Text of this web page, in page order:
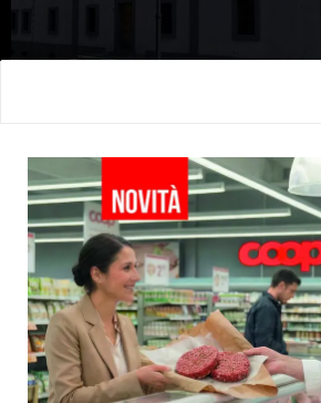
Intimidazione a Oppido
della Piana si stringe
Margherita
Cronaca 5 Agosto
Le iscritte e gli iscritti del Partito
di Gioia Tauro esprimono la loro
Margherita